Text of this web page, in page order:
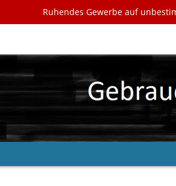
Ruhendes Gewerbe auf